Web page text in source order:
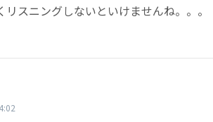
リスニングしないといけませんね。。。